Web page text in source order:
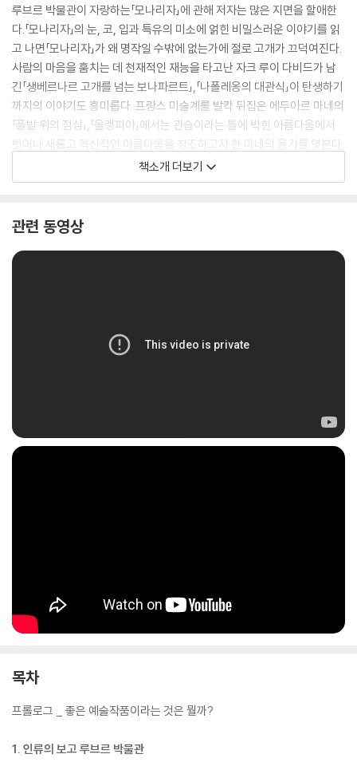
루브르 박물관이 자랑하는「모나리자」에 관해 저자는 많은 지면을 할애한
다.「모나리자」의 눈, 코, 입과 특유의 미소에 얽힌 비밀스러운 이야기를 읽
고 나면「모나리자」가 왜 명작일 수밖에 없는가에 절로 고개가 끄덕여진다.
사람의 마음을 훔치는 데 천재적인 재능을 타고난 자크 루이 다비드가 남
긴「생베르나르 고개를 넘는 보나파르트」,「나폴레옹의 대관식」이 탄생하기
까지의 이야기도 흥미롭다. 프랑스 미술계를 발칵 뒤집은 에두아르 마네의
「풀밭 위의 점심」,「올랭피아」에서는 관습이라는 틀에 박힌 아름다움에서
벗어나 새롭고 혁신적인 아름다움을 창조하고자 한 마네의 용기를 엿본다.
그럼에도 불구하고 저자는 ‘어떤 그림이 좋은 그림인가’에 대해 정해진 답
적 분위기, 유행에 따라 얼마든지 달라질 수 있다는 것이다. 따라서 저자는
스스로 정해볼 것을 권한다. ‘좋은 작품은 남이 정해주는 것’이 아니라 나
책소개 더보기
관련 동영상
목차
프롤로그 _ 좋은 예술작품이라는 것은 뭘까?
1. 인류의 보고 루브르 박물관